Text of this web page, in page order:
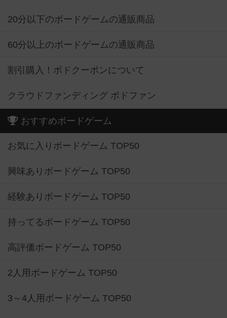
20分以下のボードゲームの通販商品
60分以上のボードゲームの通販商品
割引購入！ボドクーポンについて
クラウドファンディング ボドファン
おすすめボードゲーム
お気に入りボードゲーム TOP50
興味ありボードゲーム TOP50
経験ありボードゲーム TOP50
持ってるボードゲーム TOP50
高評価ボードゲーム TOP50
2人用ボードゲーム TOP50
3～4人用ボードゲーム TOP50